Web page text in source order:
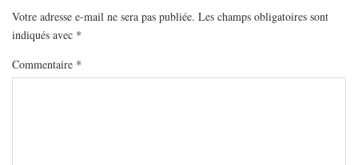
Votre adresse e-mail ne sera pas publiée. Les champs obligatoires sont
indiqués avec *
Commentaire *